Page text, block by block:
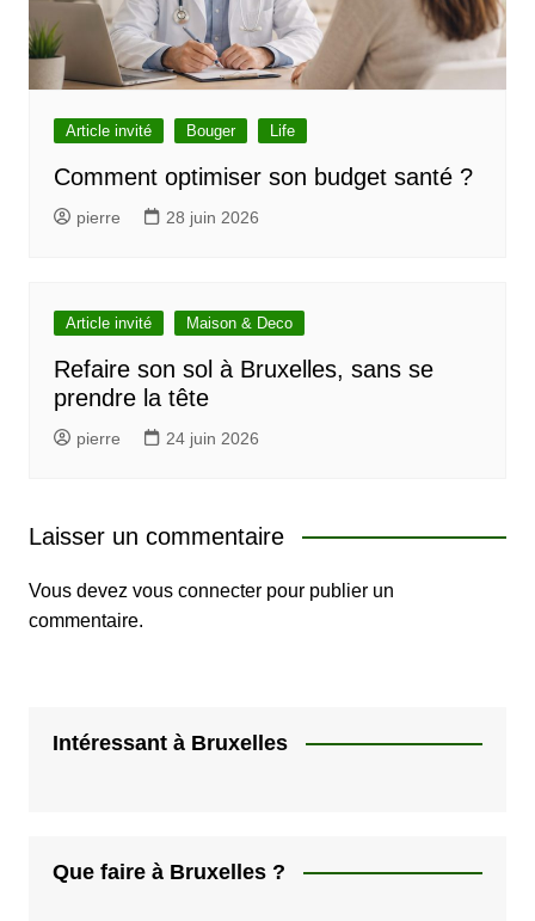
Article invité Bouger Life
Comment optimiser son budget santé ?
pierre 28 juin 2026
Article invité Maison & Deco
Refaire son sol à Bruxelles, sans se
prendre la tête
pierre 24 juin 2026
Laisser un commentaire
Vous devez vous connecterpour publier un
commentaire.
Intéressant à Bruxelles
Que faire à Bruxelles ?